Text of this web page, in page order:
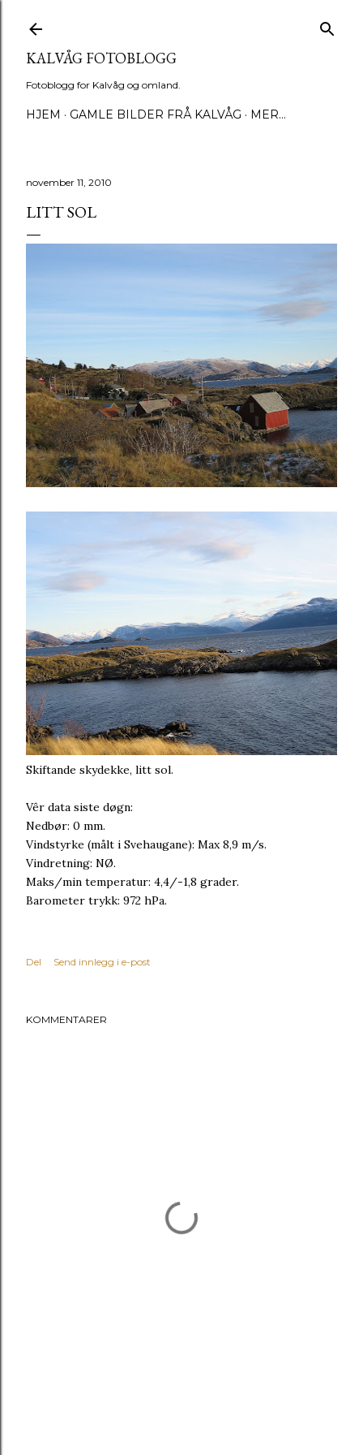
KALVÅG FOTOBLOGG
Fotoblogg for Kalvåg og omland.
HJEM GAMLE BILDER FRÅ KALVÅG MER…
november 11, 2010
LITT SOL
Skiftande skydekke, litt sol.
Vêr data siste døgn:
Nedbør: 0 mm.
Vindstyrke (målt i Svehaugane): Max 8,9 m/s.
Vindretning: NØ.
Maks/min temperatur: 4,4/-1,8 grader.
Barometer trykk: 972 hPa.
Del Send innlegg i e-post
KOMMENTARER